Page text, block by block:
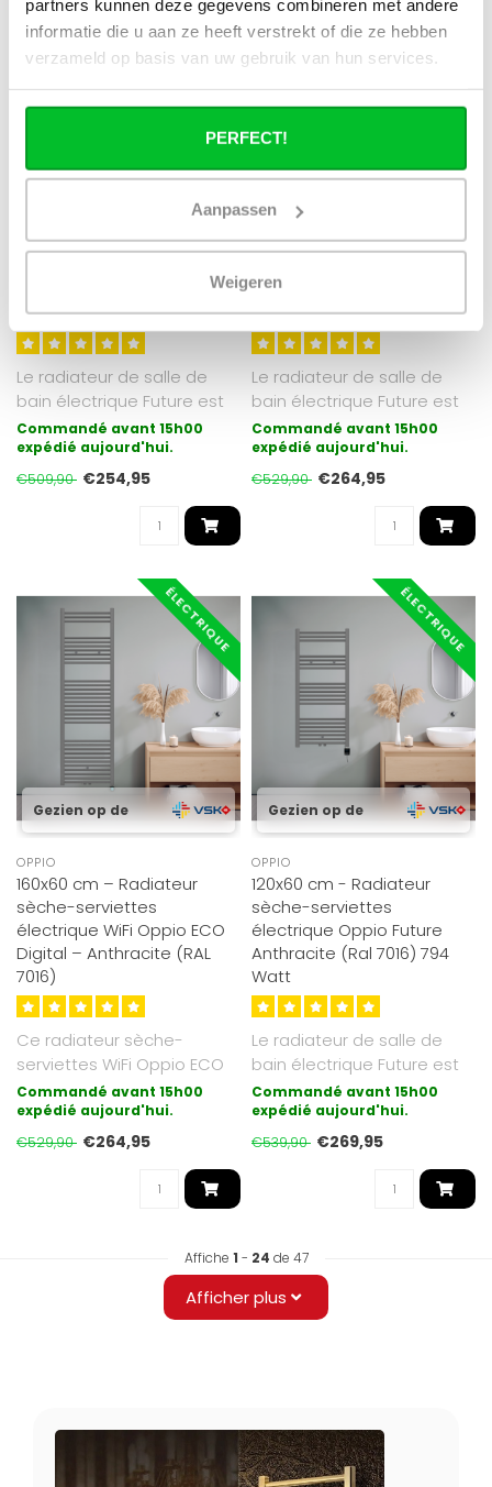
partners kunnen deze gegevens combineren met andere
informatie die u aan ze heeft verstrekt of die ze hebben
verzameld op basis van uw gebruik van hun services.
PERFECT!
Aanpassen
Weigeren
120x50 cm - Radiateur
sèche-serviettes
Anthracite (Ral 7016) 673
Watt
Le radiateur de salle de
bain électrique Future est
une synthèse du moderne
et..
Commandé avant 15h00
expédié aujourd'hui.
€509,90 €254,95
Gezien op de
100x60 cm - Radiateur
sèche-serviettes
Anthracite (Ral 7016) 667
Watt
Le radiateur de salle de
bain électrique Future est
une synthèse du moderne
et..
Commandé avant 15h00
expédié aujourd'hui.
€529,90 €264,95
ÉLECTRIQUE
Gezien op de
OPPIO
160x60 cm – Radiateur
sèche-serviettes
électrique WiFi Oppio ECO
Digital – Anthracite (RAL
7016)
Ce radiateur sèche-
serviettes WiFi Oppio ECO
Digital Anthracite (RAL 7016)
est ..
Commandé avant 15h00
expédié aujourd'hui.
€529,90 €264,95
ÉLECTRIQUE
Gezien op de
OPPIO
120x60 cm - Radiateur
sèche-serviettes
électrique Oppio Future
Anthracite (Ral 7016) 794
Watt
Le radiateur de salle de
bain électrique Future est
une synthèse du moderne
et..
Commandé avant 15h00
expédié aujourd'hui.
€539,90 €269,95
Affiche 1 - 24 de 47
Afficher plus